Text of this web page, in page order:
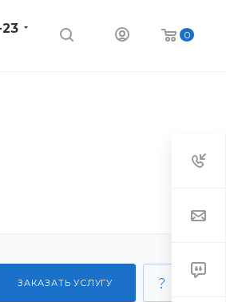
0
ЗАКАЗАТЬ УСЛУГУ